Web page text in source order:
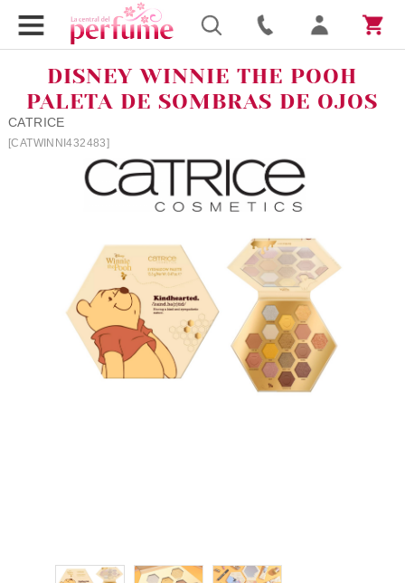
DISNEY WINNIE THE POOH
PALETA DE SOMBRAS DE OJOS
CATRICE
[CATWINNI432483]